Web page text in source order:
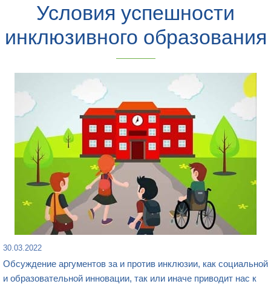
Условия успешности
инклюзивного образования
30.03.2022
Обсуждение аргументов за и против инклюзии, как социальной
и образовательной инновации, так или иначе приводит нас к